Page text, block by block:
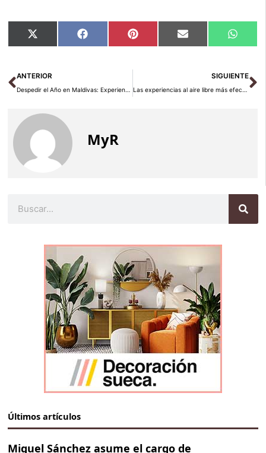
Compartir
en
X
(Twitter)
Compartir
en
Facebook Compartir
en
Pinterest Compartir
en
Email
en
Ant
ANTERIOR
Despedir el Año en Maldivas: Experiencias Exclusivas para un Final de Ensueño
SIGUIENTE
Las experiencias al aire libre más efectivas para combatir el estrés
MyR
Últimos artículos
Miguel Sánchez asume el cargo de